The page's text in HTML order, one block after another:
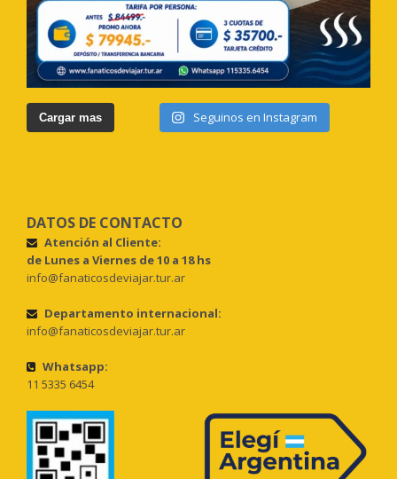
Cargar mas Seguinos en Instagram
DATOS DE CONTACTO
Atención al Cliente:
de Lunes a Viernes de 10 a 18 hs
info@fanaticosdeviajar.tur.ar
Departamento internacional:
info@fanaticosdeviajar.tur.ar
Whatsapp:
11 5335 6454